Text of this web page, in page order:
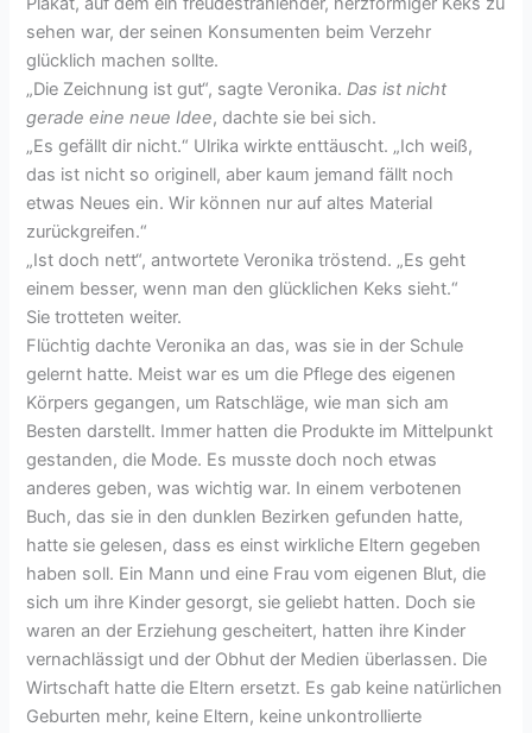
sehen war, der seinen Konsumenten beim Verzehr
glücklich machen sollte.
„Die Zeichnung ist gut“, sagte Veronika.Das ist nicht
gerade eine neue Idee, dachte sie bei sich.
„Es gefällt dir nicht.“ Ulrika wirkte enttäuscht. „Ich weiß,
das ist nicht so originell, aber kaum jemand fällt noch
etwas Neues ein. Wir können nur auf altes Material
zurückgreifen.“
„Ist doch nett“, antwortete Veronika tröstend. „Es geht
einem besser, wenn man den glücklichen Keks sieht.“
Sie trotteten weiter.
Flüchtig dachte Veronika an das, was sie in der Schule
gelernt hatte. Meist war es um die Pflege des eigenen
Körpers gegangen, um Ratschläge, wie man sich am
Besten darstellt. Immer hatten die Produkte im Mittelpunkt
gestanden, die Mode. Es musste doch noch etwas
anderes geben, was wichtig war. In einem verbotenen
Buch, das sie in den dunklen Bezirken gefunden hatte,
hatte sie gelesen, dass es einst wirkliche Eltern gegeben
haben soll. Ein Mann und eine Frau vom eigenen Blut, die
sich um ihre Kinder gesorgt, sie geliebt hatten. Doch sie
waren an der Erziehung gescheitert, hatten ihre Kinder
vernachlässigt und der Obhut der Medien überlassen. Die
Wirtschaft hatte die Eltern ersetzt. Es gab keine natürlichen
Geburten mehr, keine Eltern, keine unkontrollierte